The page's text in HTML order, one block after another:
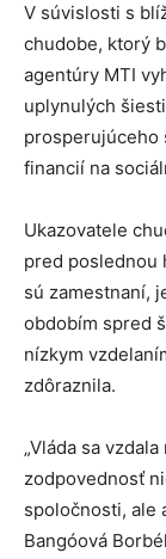
V súvislosti s
chudobe, ktorý
agentúry MTI
uplynulých
prosperujúceho
financií na
Ukazovatele
pred poslednou
sú zamestnaní,
obdobím spred
nízkym
zdôraznila.
„Vláda sa
zodpovednosť
spoločnosti, ale
Bangóová